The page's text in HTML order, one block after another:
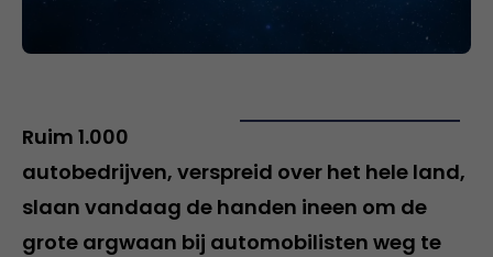
Ruim 1.000
autobedrijven, verspreid over het hele land,
slaan vandaag de handen ineen om de
grote argwaan bij automobilisten weg te